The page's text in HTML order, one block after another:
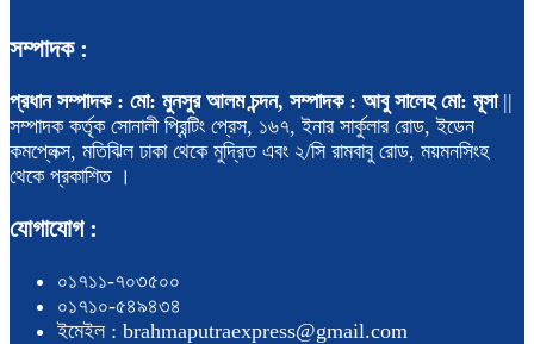
সম্পাদক :
প্রধান সম্পাদক : মো: মুনসুর আলম চন্দন, সম্পাদক : আবু সালেহ মো: মূসা||
সম্পাদক কর্তৃক সোনালী প্রিন্টিং প্রেস, ১৬৭, ইনার সার্কুলার রোড, ইডেন
কমপ্লেক্স, মতিঝিল ঢাকা থেকে মুদ্রিত এবং ২/সি রামবাবু রোড, ময়মনসিংহ
থেকে প্রকাশিত ।
যোগাযোগ :
০১৭১১-৭০৩৫০০
০১৭১০-৫৪৯৪৩৪
ইমেইল : brahmaputraexpress@gmail.com